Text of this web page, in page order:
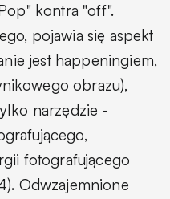
kontra "off".
pojawia się aspekt
jest happeningiem,
obrazu),
narzędzie -
fotografującego
Odwzajemnione